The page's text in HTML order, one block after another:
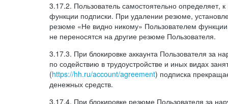
3.17.2. Пользователь самостоятельно определяет,
функции подписки. При удалении резюме,
резюме «Не видно никому» Пользователем функции
не переносятся на другие резюме Пользователя.
3.17.3. При блокировке аккаунта Пользователя за
по содействию в трудоустройстве и иных видах
(https://hh.ru/account/agreement) подписка
денежных средств.
3.17.4. При блокировке резюме Пользователя за